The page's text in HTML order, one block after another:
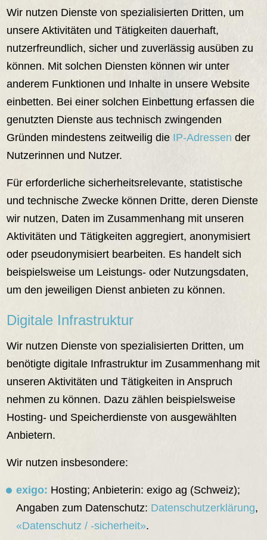
Wir nutzen Dienste von spezialisierten Dritten, um
unsere Aktivitäten und Tätigkeiten dauerhaft,
nutzerfreundlich, sicher und zuverlässig ausüben zu
können. Mit solchen Diensten können wir unter
anderem Funktionen und Inhalte in unsere Website
einbetten. Bei einer solchen Einbettung erfassen die
genutzten Dienste aus technisch zwingenden
Gründen mindestens zeitweilig die IP-Adressen der
Nutzerinnen und Nutzer.
Für erforderliche sicherheitsrelevante, statistische
und technische Zwecke können Dritte, deren Dienste
wir nutzen, Daten im Zusammenhang mit unseren
Aktivitäten und Tätigkeiten aggregiert, anonymisiert
oder pseudonymisiert bearbeiten. Es handelt sich
beispielsweise um Leistungs- oder Nutzungsdaten,
um den jeweiligen Dienst anbieten zu können.
Digitale Infrastruktur
Wir nutzen Dienste von spezialisierten Dritten, um
benötigte digitale Infrastruktur im Zusammenhang mit
unseren Aktivitäten und Tätigkeiten in Anspruch
nehmen zu können. Dazu zählen beispielsweise
Hosting- und Speicherdienste von ausgewählten
Anbietern.
Wir nutzen insbesondere:
exigo: Hosting; Anbieterin: exigo ag (Schweiz);
Angaben zum Datenschutz: Datenschutzerklärung,
«Datenschutz / -sicherheit».